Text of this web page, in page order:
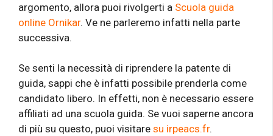
argomento, allora puoi rivolgerti a Scuola guida
online Ornikar. Ve ne parleremo infatti nella parte
successiva.
Se senti la necessità di riprendere la patente di
guida, sappi che è infatti possibile prenderla come
candidato libero. In effetti, non è necessario essere
affiliati ad una scuola guida. Se vuoi saperne ancora
di più su questo, puoi visitare su irpeacs.fr.